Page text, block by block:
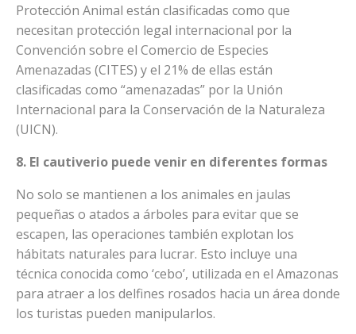
Protección Animal están clasificadas como que
necesitan protección legal internacional por la
Convención sobre el Comercio de Especies
Amenazadas (CITES) y el 21% de ellas están
clasificadas como “amenazadas” por la Unión
Internacional para la Conservación de la Naturaleza
(UICN).
8. El cautiverio puede venir en diferentes formas
No solo se mantienen a los animales en jaulas
pequeñas o atados a árboles para evitar que se
escapen, las operaciones también explotan los
hábitats naturales para lucrar. Esto incluye una
técnica conocida como ‘cebo’, utilizada en el Amazonas
para atraer a los delfines rosados hacia un área donde
los turistas pueden manipularlos.